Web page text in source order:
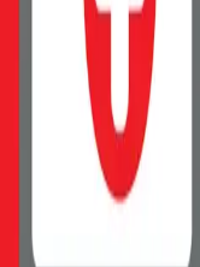
navíc pokryto z výroby
otisků prstů, velmi
instalaci skla
ani ke zkreslení
alkoholový ubrousek
mikrovlákna pro
používání telefonu s již
ODOLNÝ U nás v
za kvalitou svých
nadstandartní péče
DOŽIVOTNÍ
přírodu. Všechny naše